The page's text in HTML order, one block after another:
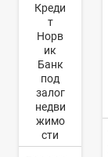
Креди
т
Норв
ик
Банк
под
залог
недви
жимо
сти